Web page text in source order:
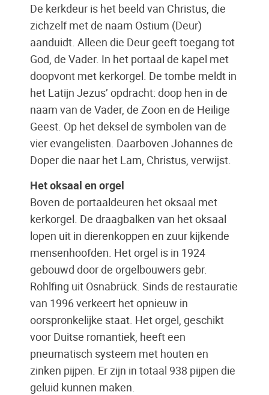
De kerkdeur is het beeld van Christus, die
zichzelf met de naam Ostium (Deur)
aanduidt. Alleen die Deur geeft toegang tot
God, de Vader. In het portaal de kapel met
doopvont met kerkorgel. De tombe meldt in
het Latijn Jezus’ opdracht: doop hen in de
naam van de Vader, de Zoon en de Heilige
Geest. Op het deksel de symbolen van de
vier evangelisten. Daarboven Johannes de
Doper die naar het Lam, Christus, verwijst.
Het oksaal en orgel
Boven de portaaldeuren het oksaal met
kerkorgel. De draagbalken van het oksaal
lopen uit in dierenkoppen en zuur kijkende
mensenhoofden. Het orgel is in 1924
gebouwd door de orgelbouwers gebr.
Rohlfing uit Osnabrück. Sinds de restauratie
van 1996 verkeert het opnieuw in
oorspronkelijke staat. Het orgel, geschikt
voor Duitse romantiek, heeft een
pneumatisch systeem met houten en
zinken pijpen. Er zijn in totaal 938 pijpen die
geluid kunnen maken.